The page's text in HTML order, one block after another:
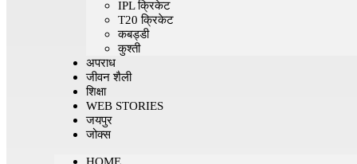
IPL क्रिकेट
T20 क्रिकेट
कबड्डी
कुश्ती
अपराध
जीवन शैली
शिक्षा
WEB STORIES
जयपुर
जोक्स